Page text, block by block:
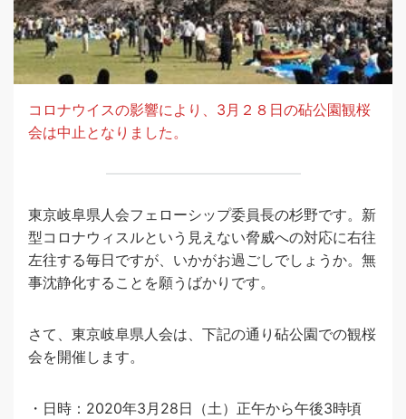
コロナウイスの影響により、3月２８日の砧公園観桜
会は中止となりました。
東京岐阜県人会フェローシップ委員長の杉野です。新
型コロナウィスルという見えない脅威への対応に右往
左往する毎日ですが、いかがお過ごしでしょうか。無
事沈静化することを願うばかりです。
さて、東京岐阜県人会は、下記の通り砧公園での観桜
会を開催します。
・日時：2020年3月28日（土）正午から午後3時頃